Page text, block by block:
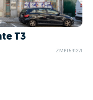
T3
ZMPT591271